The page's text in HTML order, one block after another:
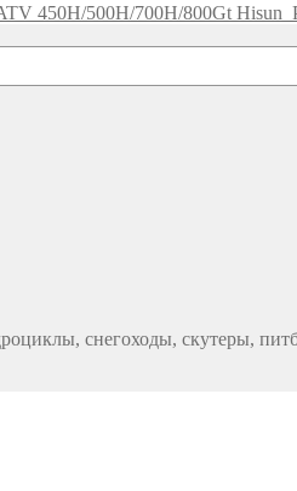
450H/500H/700H/800Gt Hisun
снегоходы, скутеры,